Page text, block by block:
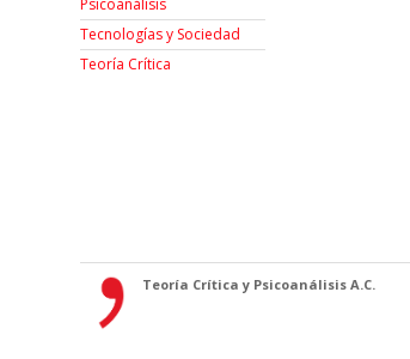
Psicoanálisis
Tecnologías y Sociedad
Teoría Crítica
Teoría Crítica y Psicoanálisis A.C.